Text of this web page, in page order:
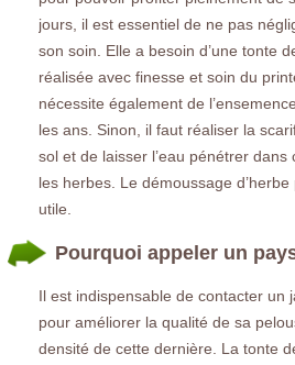
jours, il est essentiel de ne pas
son soin. Elle a besoin d’une tonte
réalisée avec finesse et soin du
nécessite également de
les ans. Sinon, il faut réaliser la
sol et de laisser l’eau pénétrer
les herbes. Le démoussage
utile.
Pourquoi appeler un
Il est indispensable de contacter un
pour améliorer la qualité de sa
densité de cette dernière. La tonte